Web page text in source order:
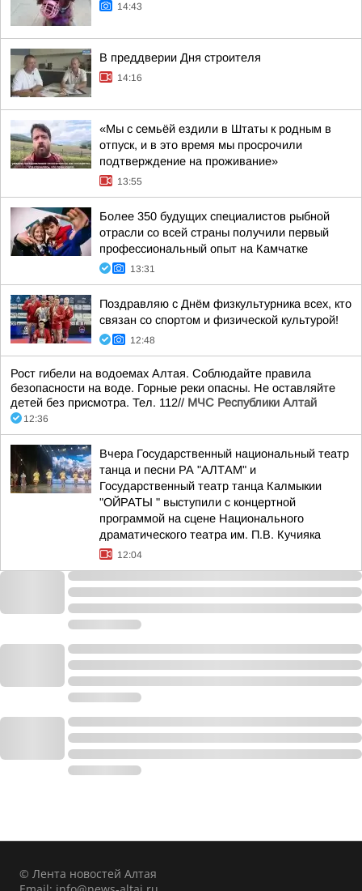
14:43
В преддверии Дня строителя
14:16
«Мы с семьёй ездили в Штаты к родным в
отпуск, и в это время мы просрочили
подтверждение на проживание»
13:55
Более 350 будущих специалистов рыбной
отрасли со всей страны получили первый
профессиональный опыт на Камчатке
13:31
Поздравляю с Днём физкультурника всех, кто
связан со спортом и физической культурой!
12:48
Рост гибели на водоемах Алтая. Соблюдайте правила
безопасности на воде. Горные реки опасны. Не оставляйте
детей без присмотра. Тел. 112// МЧС Республики Алтай
12:36
Вчера Государственный национальный театр
танца и песни РА "АЛТАМ" и
Государственный театр танца Калмыкии
"ОЙРАТЫ " выступили с концертной
программой на сцене Национального
драматического театра им. П.В. Кучияка
12:04
© Лента новостей Алтая